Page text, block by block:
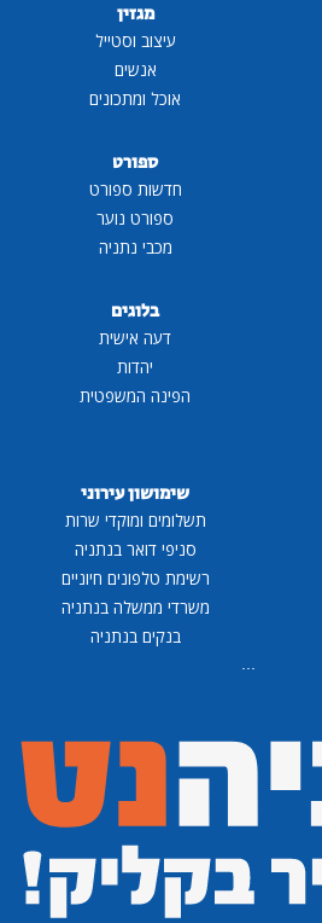
מגזין
עיצוב וסטייל
אנשים
אוכל ומתכונים
ספורט
חדשות ספורט
ספורט נוער
מכבי נתניה
בלוגים
דעה אישית
יהדות
הפינה המשפטית
שימושון עירוני
תשלומים ומוקדי שרות
סניפי דואר בנתניה
רשימת טלפונים חיוניים
משרדי ממשלה בנתניה
בנקים בנתניה
...